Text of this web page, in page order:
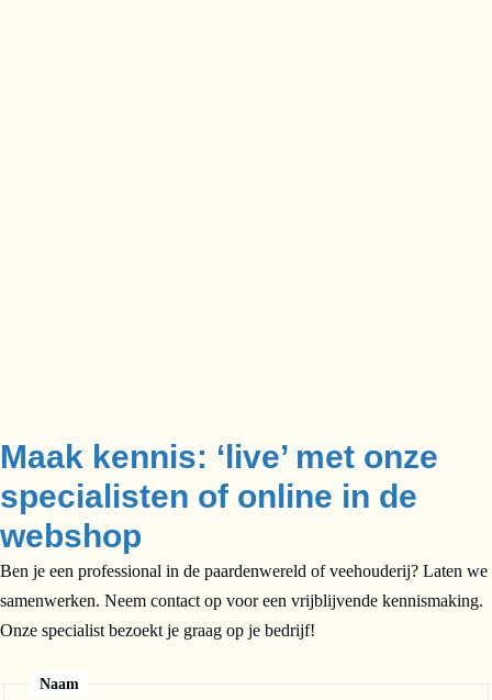
Maak kennis: ‘live’ met onze
specialisten of online in de
webshop
Ben je een professional in de paardenwereld of veehouderij? Laten we
samenwerken. Neem contact op voor een vrijblijvende kennismaking.
Onze specialist bezoekt je graag op je bedrijf!
Naam